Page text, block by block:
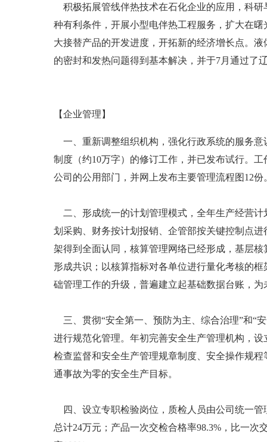
积极拓展管线伴热技术在石化企业的应用，科研
种有利条件，开展小型电伴热工程服务，扩大在
大接替产品的开发进度，开拓新的经济增长点。
的密封和发热问题得到基本解决，并于7月通过了
【企业管理】
一、重新调整组织机构，强化行政系统的服务意
制度（约10万字）的修订工作，并已发布试行。
公司的公用部门，并网上发布主要管理流程图12份
二、形成统一的计划管理模式，全年生产经营计
划采购、财务按计划报销、企管部按关键控制点
架得到全面认同，核算管理网络已经形成，基层
形成共识；以核算指标对各单位进行量化考核的
础管理工作的升级，普遍建立起基础数据台账，
三、贯彻“安全第一、预防为主、综合治理”和“
进行规范化管理。年初完善安全生产管理机构，
检查监督和安全生产管理规章制度、安全操作规
通事故为零的安全生产目标。
四、设立专职检验岗位，质检人员由公司统一管
总计24万元；产品一次交检合格率98.3%，比一